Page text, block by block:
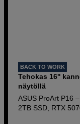
BACK TO WORK
Tehokas 16''
näytöllä
ASUS ProArt P16
2TB SSD, RTX